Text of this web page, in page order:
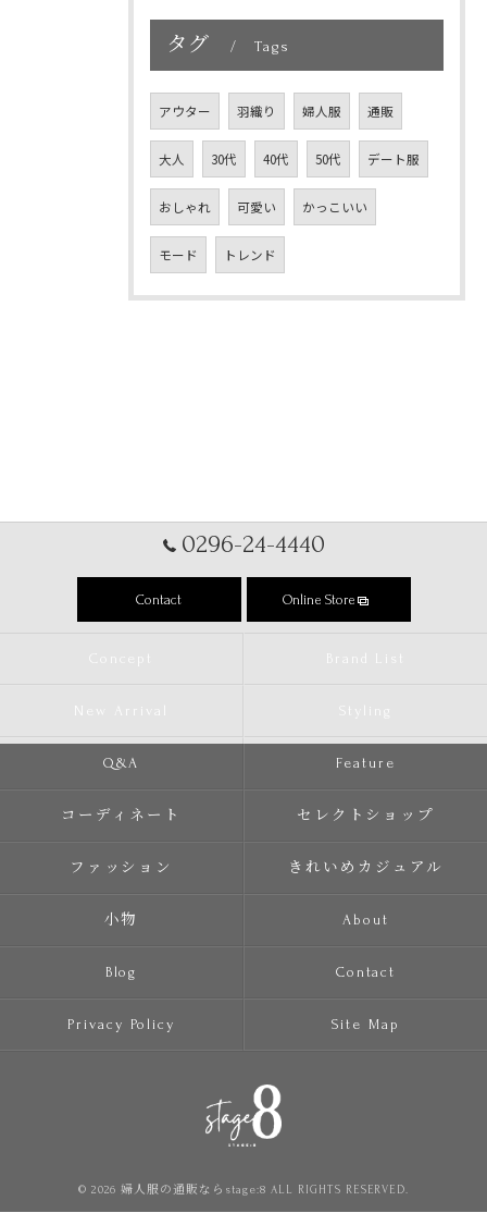
タグ Tags
アウター 羽織り 婦人服 通販
大人 30代 40代 50代 デート服
おしゃれ 可愛い かっこいい
モード トレンド
0296-24-4440
Contact Online Store
Concept Brand List
New Arrival Styling
Q&A Feature
コーディネート セレクトショップ
ファッション きれいめカジュアル
小物 About
Blog Contact
Privacy Policy Site Map
© 2026 婦人服の通販ならstage:8 ALL RIGHTS RESERVED.